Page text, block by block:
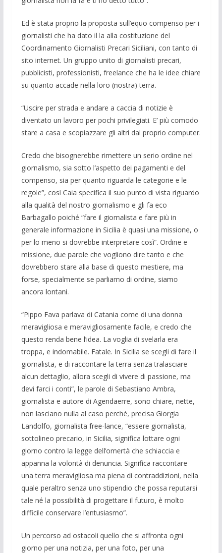
Ed è stata proprio la proposta sull’equo compenso per i
giornalisti che ha dato il la alla costituzione del
Coordinamento Giornalisti Precari Siciliani, con tanto di
sito internet. Un gruppo unito di giornalisti precari,
pubblicisti, professionisti, freelance che ha le idee chiare
su quanto accade nella loro (nostra) terra.
“Uscire per strada e andare a caccia di notizie è
diventato un lavoro per pochi privilegiati. E’ più comodo
stare a casa e scopiazzare gli altri dal proprio computer.
Credo che bisognerebbe rimettere un serio ordine nel
giornalismo, sia sotto l’aspetto dei pagamenti e del
compenso, sia per quanto riguarda le categorie e le
regole”, così Caia specifica il suo punto di vista riguardo
alla qualità del nostro giornalismo e gli fa eco
Barbagallo poiché “fare il giornalista e fare più in
generale informazione in Sicilia è quasi una missione, o
per lo meno si dovrebbe interpretare così”. Ordine e
missione, due parole che vogliono dire tanto e che
dovrebbero stare alla base di questo mestiere, ma
forse, specialmente se parliamo di ordine, siamo
ancora lontani.
“Pippo Fava parlava di Catania come di una donna
meravigliosa e meravigliosamente facile, e credo che
questo renda bene l’idea. La voglia di svelarla era
troppa, e indomabile. Fatale. In Sicilia se scegli di fare il
giornalista, e di raccontare la terra senza tralasciare
alcun dettaglio, allora scegli di vivere di passione, ma
devi farci i conti”, le parole di Sebastiano Ambra,
giornalista e autore di Agendaerre, sono chiare, nette,
non lasciano nulla al caso perché, precisa Giorgia
Landolfo, giornalista free-lance, “essere giornalista,
sottolineo precario, in Sicilia, significa lottare ogni
giorno contro la legge dell’omertà che schiaccia e
appanna la volontà di denuncia. Significa raccontare
una terra meravigliosa ma piena di contraddizioni, nella
quale peraltro senza uno stipendio che possa reputarsi
tale né la possibilità di progettare il futuro, è molto
difficile conservare l’entusiasmo”.
Un percorso ad ostacoli quello che si affronta ogni
giorno per una notizia, per una foto, per una